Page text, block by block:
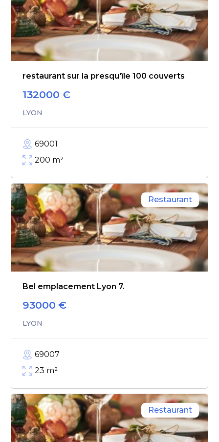
restaurant sur la presqu'île 100 couverts
132000 €
LYON
69001
200 m²
Restaurant
Bel emplacement Lyon 7.
93000 €
LYON
69007
23 m²
Restaurant